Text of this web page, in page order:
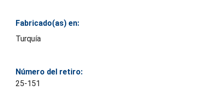
Fabricado(as) en:
Turquía
Número del retiro:
25-151